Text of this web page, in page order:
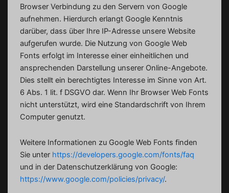
Browser Verbindung zu den Servern von Google
aufnehmen. Hierdurch erlangt Google Kenntnis
darüber, dass über Ihre IP-Adresse unsere Website
aufgerufen wurde. Die Nutzung von Google Web
Fonts erfolgt im Interesse einer einheitlichen und
ansprechenden Darstellung unserer Online-Angebote.
Dies stellt ein berechtigtes Interesse im Sinne von Art.
6 Abs. 1 lit. f DSGVO dar. Wenn Ihr Browser Web Fonts
nicht unterstützt, wird eine Standardschrift von Ihrem
Computer genutzt.
Weitere Informationen zu Google Web Fonts finden
Sie unter https://developers.google.com/fonts/faq
und in der Datenschutzerklärung von Google:
https://www.google.com/policies/privacy/.